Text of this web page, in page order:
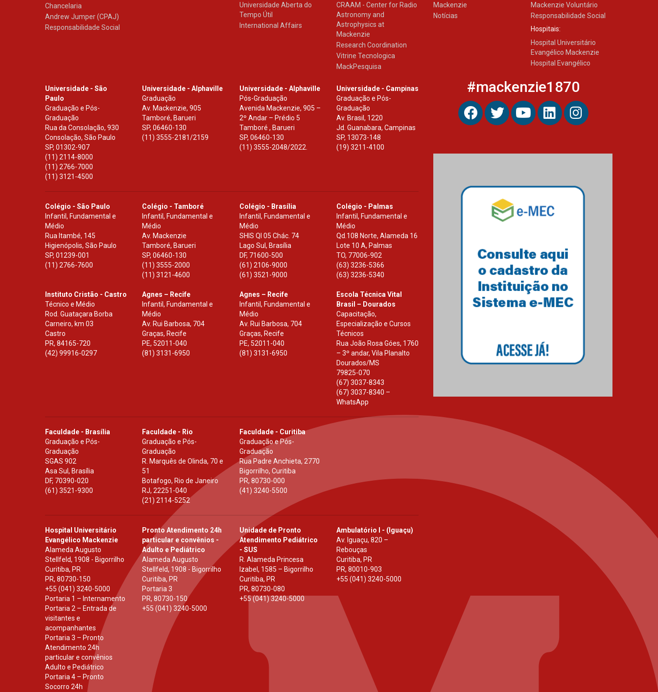
Chancelaria
Andrew Jumper (CPAJ)
Responsabilidade Social
Universidade Aberta do
Tempo Útil
International Affairs
CRAAM - Center for Radio
Astronomy and
Astrophysics at
Mackenzie
Research Coordination
Vitrine Tecnologica
MackPesquisa
Mackenzie
Notícias
Mackenzie Voluntário
Responsabilidade Social
Hospitais:
Hospital Universitário
Evangélico Mackenzie
Hospital Evangélico
Universidade - São
Paulo
Graduação e Pós-
Graduação
Rua da Consolação, 930
Consolação, São Paulo
SP, 01302-907
(11) 2114-8000
(11) 2766-7000
(11) 3121-4500
Universidade - Alphaville
Graduação
Av. Mackenzie, 905
Tamboré, Barueri
SP,06460-130
(11) 3555-2181/2159
Universidade - Alphaville
Pós-Graduação
Avenida Mackenzie, 905 –
2º Andar – Prédio 5
Tamboré , Barueri
SP, 06460-130
(11) 3555-2048/2022.
Universidade - Campinas
Graduação e Pós-
Graduação
Av. Brasil, 1220
Jd. Guanabara, Campinas
SP, 13073-148
(19) 3211-4100
Colégio - São Paulo
Infantil, Fundamental e
Médio
Rua Itambé, 145
Higienópolis, São Paulo
SP, 01239-001
(11) 2766-7600
Colégio - Tamboré
Infantil, Fundamental e
Médio
Av. Mackenzie
Tamboré, Barueri
SP,06460-130
(11) 3555-2000
(11) 3121-4600
Colégio - Brasília
Infantil, Fundamental e
Médio
SHIS Ql 05 Chác. 74
Lago Sul, Brasília
DF, 71600-500
(61) 2106-9000
(61) 3521-9000
Colégio - Palmas
Infantil, Fundamental e
Médio
Qd.108 Norte, Alameda 16
Lote 10 A, Palmas
TO, 77006-902
(63) 3236-5366
(63) 3236-5340
Instituto Cristão - Castro
Técnico e Médio
Rod. Guataçara Borba
Carneiro, km 03
Castro
PR, 84165-720
(42) 99916-0297
Agnes – Recife
Infantil, Fundamental e
Médio
Av. Rui Barbosa, 704
Graças, Recife
PE, 52011-040
(81) 3131-6950
Agnes – Recife
Infantil, Fundamental e
Médio
Av. Rui Barbosa, 704
Graças, Recife
PE, 52011-040
(81) 3131-6950
Escola Técnica Vital
Brasil – Dourados
Capacitação,
Especialização e Cursos
Técnicos
Rua João Rosa Góes, 1760
– 3º andar, Vila Planalto
Dourados/MS
79825-070
(67) 3037-8343
(67) 3037-8340 –
WhatsApp
Faculdade - Brasília
Graduação e Pós-
Graduação
SGAS 902
Asa Sul, Brasília
DF, 70390-020
(61) 3521-9300
Faculdade - Rio
Graduação e Pós-
Graduação
R. Marquês de Olinda, 70 e
51
Botafogo, Rio de Janeiro
RJ,22251-040
(21) 2114-5252
Faculdade - Curitiba
Graduação e Pós-
Graduação
Rua Padre Anchieta, 2770
Bigorrilho, Curitiba
PR, 80730-000
(41) 3240-5500
Hospital Universitário
Evangélico Mackenzie
Alameda Augusto
Stellfeld, 1908 - Bigorrilho
Curitiba, PR
PR, 80730-150
+55 (041) 3240-5000
Portaria 1 – Internamento
Portaria 2 – Entrada de
visitantes e
acompanhantes
Portaria 3 – Pronto
Atendimento 24h
particular e convênios
Adulto e Pediátrico
Portaria 4 – Pronto
Socorro 24h
Pronto Atendimento 24h
particular e convênios -
Adulto e Pediátrico
Alameda Augusto
Stellfeld, 1908 - Bigorrilho
Curitiba, PR
Portaria 3
PR,80730-150
+55 (041) 3240-5000
Unidade de Pronto
Atendimento Pediátrico
- SUS
R. Alameda Princesa
Izabel, 1585 – Bigorrilho
Curitiba, PR
PR, 80730-080
+55 (041) 3240-5000
Ambulatório I - (Iguaçu)
Av. Iguaçu, 820 –
Rebouças
Curitiba, PR
PR, 80010-903
+55 (041) 3240-5000
#mackenzie1870